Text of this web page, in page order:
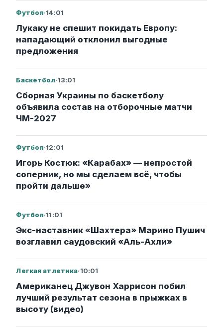
Футбол·14:01
Лукаку не спешит покидать Европу:
нападающий отклонил выгодные
предложения
Баскетбол·13:01
Сборная Украины по баскетболу
объявила состав на отборочные матчи
ЧМ-2027
Футбол·12:01
Игорь Костюк: «Карабах» — непростой
соперник, но мы сделаем всё, чтобы
пройти дальше»
Футбол·11:01
Экс-наставник «Шахтера» Марино Пушич
возглавил саудовский «Аль-Ахли»
Легкая атлетика·10:01
Американец Джувон Харрисон побил
лучший результат сезона в прыжках в
высоту (видео)